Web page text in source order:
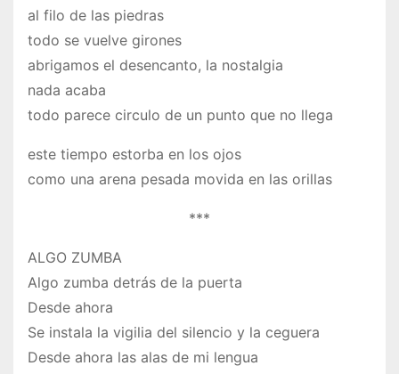
al filo de las piedras
todo se vuelve girones
abrigamos el desencanto, la nostalgia
nada acaba
todo parece circulo de un punto que no llega
este tiempo estorba en los ojos
como una arena pesada movida en las orillas
***
ALGO ZUMBA
Algo zumba detrás de la puerta
Desde ahora
Se instala la vigilia del silencio y la ceguera
Desde ahora las alas de mi lengua